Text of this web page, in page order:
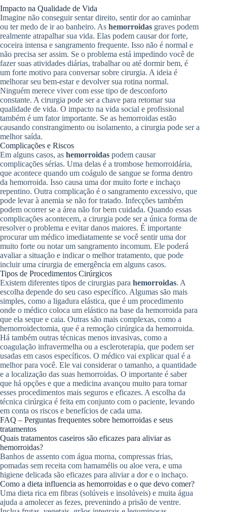
Impacto na Qualidade de Vida
Imagine não conseguir sentar direito, sentir dor ao caminhar
ou ter medo de ir ao banheiro. As hemorroidas graves podem
realmente atrapalhar sua vida. Elas podem causar dor forte,
coceira intensa e sangramento frequente. Isso não é normal e
não precisa ser assim. Se o problema está impedindo você de
fazer suas atividades diárias, trabalhar ou até dormir bem, é
um forte motivo para conversar sobre cirurgia. A ideia é
melhorar seu bem-estar e devolver sua rotina normal.
Ninguém merece viver com esse tipo de desconforto
constante. A cirurgia pode ser a chave para retomar sua
qualidade de vida. O impacto na vida social e profissional
também é um fator importante. Se as hemorroidas estão
causando constrangimento ou isolamento, a cirurgia pode ser a
melhor saída.
Complicações e Riscos
Em alguns casos, as hemorroidas podem causar
complicações sérias. Uma delas é a trombose hemorroidária,
que acontece quando um coágulo de sangue se forma dentro
da hemorroida. Isso causa uma dor muito forte e inchaço
repentino. Outra complicação é o sangramento excessivo, que
pode levar à anemia se não for tratado. Infecções também
podem ocorrer se a área não for bem cuidada. Quando essas
complicações acontecem, a cirurgia pode ser a única forma de
resolver o problema e evitar danos maiores. É importante
procurar um médico imediatamente se você sentir uma dor
muito forte ou notar um sangramento incomum. Ele poderá
avaliar a situação e indicar o melhor tratamento, que pode
incluir uma cirurgia de emergência em alguns casos.
Tipos de Procedimentos Cirúrgicos
Existem diferentes tipos de cirurgias para hemorroidas. A
escolha depende do seu caso específico. Algumas são mais
simples, como a ligadura elástica, que é um procedimento
onde o médico coloca um elástico na base da hemorroida para
que ela seque e caia. Outras são mais complexas, como a
hemorroidectomia, que é a remoção cirúrgica da hemorroida.
Há também outras técnicas menos invasivas, como a
coagulação infravermelha ou a escleroterapia, que podem ser
usadas em casos específicos. O médico vai explicar qual é a
melhor para você. Ele vai considerar o tamanho, a quantidade
e a localização das suas hemorroidas. O importante é saber
que há opções e que a medicina avançou muito para tornar
esses procedimentos mais seguros e eficazes. A escolha da
técnica cirúrgica é feita em conjunto com o paciente, levando
em conta os riscos e benefícios de cada uma.
FAQ – Perguntas frequentes sobre hemorroidas e seus
tratamentos
Quais tratamentos caseiros são eficazes para aliviar as
hemorroidas?
Banhos de assento com água morna, compressas frias,
pomadas sem receita com hamamélis ou aloe vera, e uma
higiene delicada são eficazes para aliviar a dor e o inchaço.
Como a dieta influencia as hemorroidas e o que devo comer?
Uma dieta rica em fibras (solúveis e insolúveis) e muita água
ajuda a amolecer as fezes, prevenindo a prisão de ventre.